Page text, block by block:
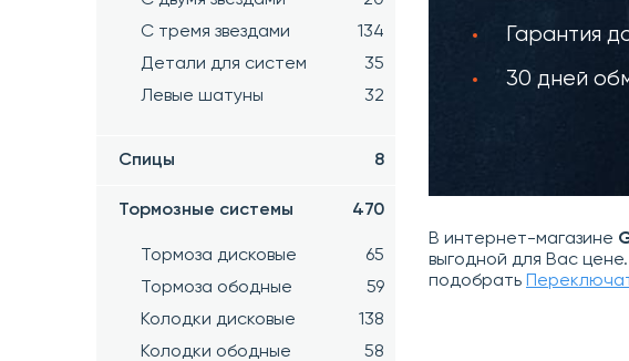
С тремя звездами
134
Детали для систем
35
Левые шатуны
32
Спицы 8
Тормозные системы 470
Тормоза дисковые
65
Тормоза ободные
59
Колодки дисковые
138
Колодки ободные
58
Гарантия
30 дней
В интернет-магазине
выгодной для Вас
подобрать